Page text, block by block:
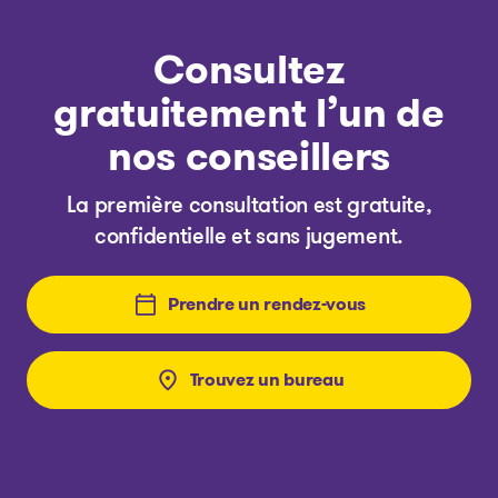
Consultez
gratuitement l’un de
nos conseillers
La première consultation est gratuite,
confidentielle et sans jugement.
Prendre un rendez-vous
Trouvez un bureau